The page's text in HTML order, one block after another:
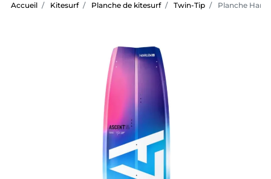
Accueil Kitesurf Planche de kitesurf Twin-Tip Planche